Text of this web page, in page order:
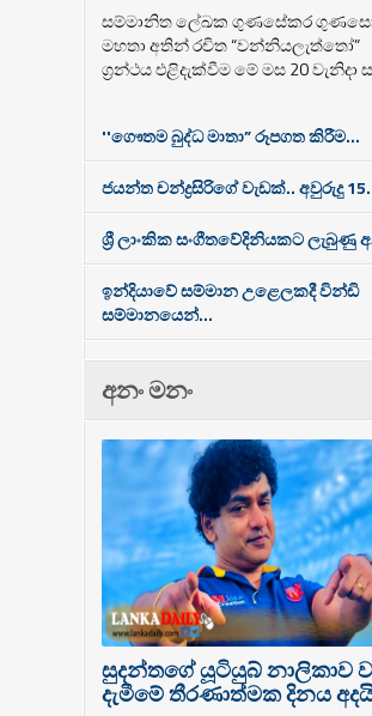
සම්මානිත ලේඛක ගුණසේකර
මහතා අතින් රචිත “වන්නියලැත්තෝ”
ග්‍රන්ථය එළිදැක්වීම මේ මස 20 වැනිදා
''ගෞතම බුද්ධ මාතා” රූපගත කිරීම...
ජයන්ත චන්ද්‍රසිරිගේ වැඩක්.. අවුරුදු
ශ්‍රී ලාංකික සංගීතවේදිනියකට ලැබුණු
ඉන්දියාවේ සම්මාන උළෙලකදී වින්ඩි
සම්මානයෙන්...
අනං මනං
සුදන්තගේ යූටියුබ් නාලිකාව
දැමීමේ තීරණාත්මක දිනය